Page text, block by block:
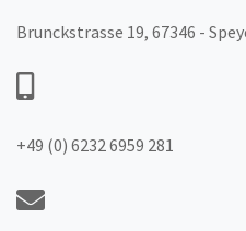
Brunckstrasse 19, 67346 -
+49 (0) 6232 6959 281